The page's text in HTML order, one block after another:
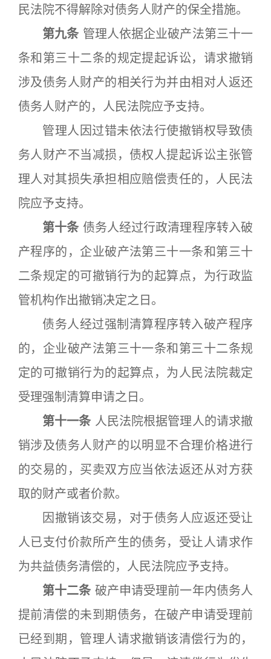
民法院不得解除对债务人财产的保全措施。
第九条 管理人依据企业破产法第三十一
条和第三十二条的规定提起诉讼，请求撤销
涉及债务人财产的相关行为并由相对人返还
债务人财产的，人民法院应予支持。
管理人因过错未依法行使撤销权导致债
务人财产不当减损，债权人提起诉讼主张管
理人对其损失承担相应赔偿责任的，人民法
院应予支持。
第十条 债务人经过行政清理程序转入破
产程序的，企业破产法第三十一条和第三十
二条规定的可撤销行为的起算点，为行政监
管机构作出撤销决定之日。
债务人经过强制清算程序转入破产程序
的，企业破产法第三十一条和第三十二条规
定的可撤销行为的起算点，为人民法院裁定
受理强制清算申请之日。
第十一条 人民法院根据管理人的请求撤
销涉及债务人财产的以明显不合理价格进行
的交易的，买卖双方应当依法返还从对方获
取的财产或者价款。
因撤销该交易，对于债务人应返还受让
人已支付价款所产生的债务，受让人请求作
为共益债务清偿的，人民法院应予支持。
第十二条 破产申请受理前一年内债务人
提前清偿的未到期债务，在破产申请受理前
已经到期，管理人请求撤销该清偿行为的，